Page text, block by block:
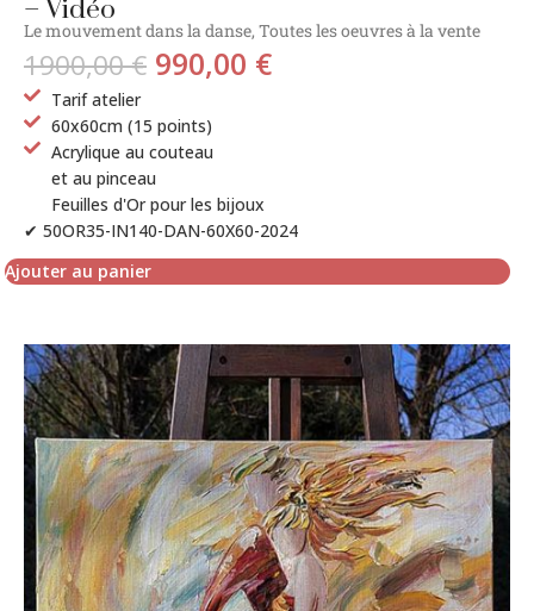
– Vidéo
Le mouvement dans la danse, Toutes les oeuvres à la vente
1900,00€ 990,00 €
Tarif atelier
60x60cm (15 points)
Acrylique au couteau
et au pinceau
Feuilles d'Or pour les bijoux
✔ 50OR35-IN140-DAN-60X60-2024
Ajouter au panier